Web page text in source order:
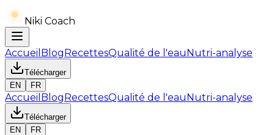
Niki Coach
Accueil BlogRecettesQualité de l'eauNutri-analyse
Télécharger
EN
FR
Accueil BlogRecettesQualité de l'eauNutri-analyse
Télécharger
EN
FR